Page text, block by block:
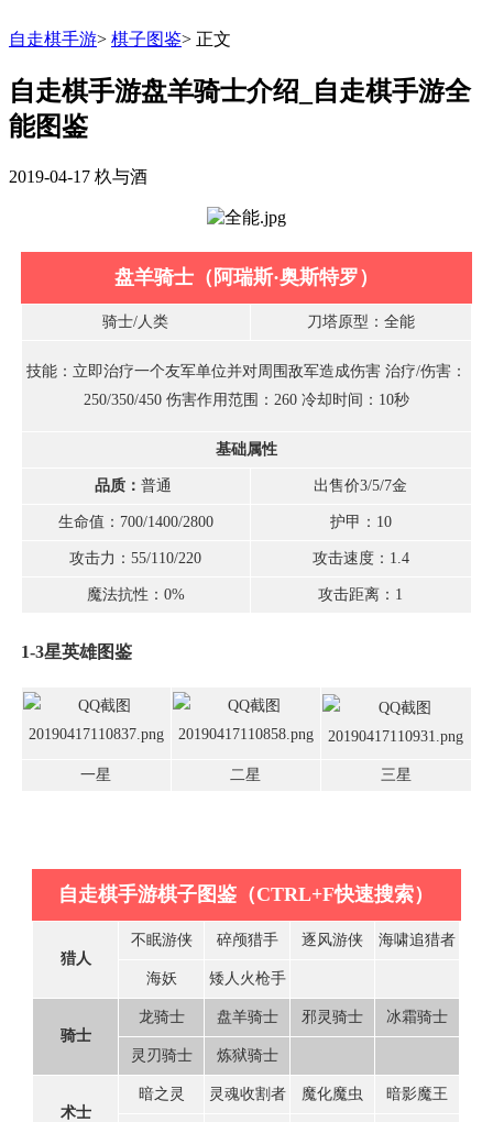
自走棋手游> 棋子图鉴> 正文
自走棋手游盘羊骑士介绍_自走棋手游全
能图鉴
2019-04-17 杦与酒
盘羊骑士（阿瑞斯·奥斯特罗）
骑士/人类 刀塔原型：全能
技能：立即治疗一个友军单位并对周围敌军造成伤害 治疗/伤害：
250/350/450 伤害作用范围：260 冷却时间：10秒
基础属性
品质：普通 出售价3/5/7金
生命值：700/1400/2800 护甲：10
攻击力：55/110/220 攻击速度：1.4
魔法抗性：0% 攻击距离：1
1-3星英雄图鉴
一星 二星 三星
自走棋手游棋子图鉴（CTRL+F快速搜索）
猎人
不眠游侠 碎颅猎手 逐风游侠 海啸追猎者
海妖 矮人火枪手
骑士
龙骑士 盘羊骑士 邪灵骑士 冰霜骑士
灵刃骑士 炼狱骑士
术士
暗之灵 灵魂收割者 魔化魔虫 暗影魔王